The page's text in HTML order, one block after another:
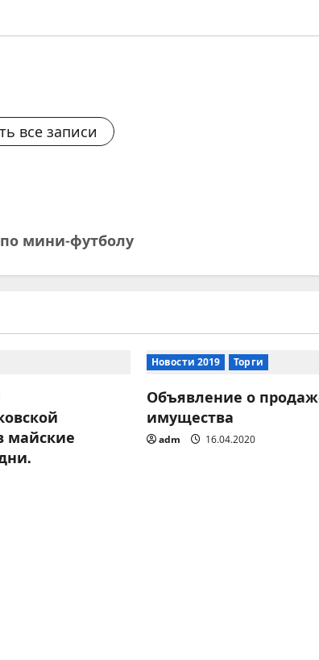
все записи
мини-футболу
майские
Новости 2019 Торги
Объявление о
имущества
adm 16.04.2020